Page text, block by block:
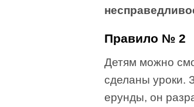
Правило № 2
Детям можно
сделаны уроки.
ерунды, он